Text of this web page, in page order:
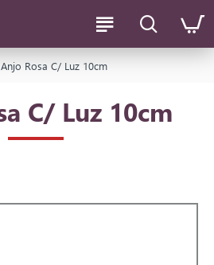
Anjo Rosa C/ Luz 10cm
C/ Luz 10cm